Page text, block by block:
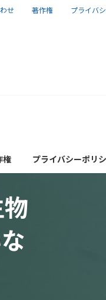
せ 著作権 プライバ
権 プライバシーポリ